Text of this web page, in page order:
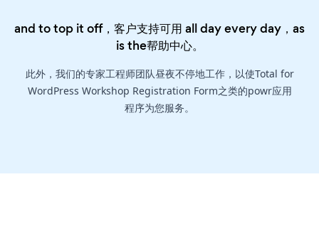
and to top it off，客户支持可用 all day every day，as
is the帮助中心。
此外，我们的专家工程师团队昼夜不停地工作，以使Total for
WordPress Workshop Registration Form之类的powr应用
程序为您服务。